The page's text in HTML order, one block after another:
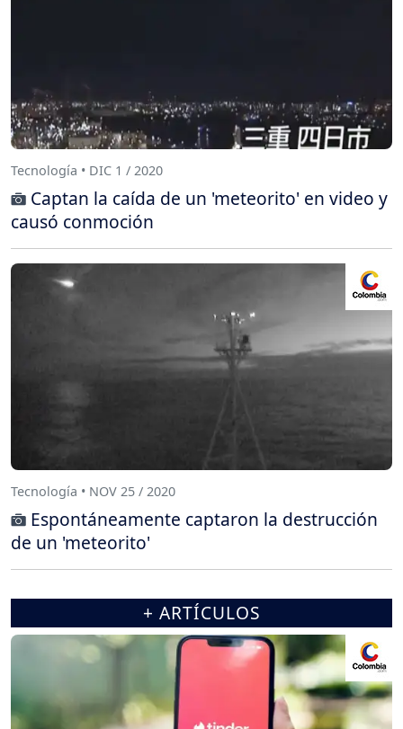
Tecnología • DIC 1 / 2020
Captan la caída de un 'meteorito' en video y
causó conmoción
Tecnología • NOV 25 / 2020
Espontáneamente captaron la destrucción
de un 'meteorito'
+ ARTÍCULOS